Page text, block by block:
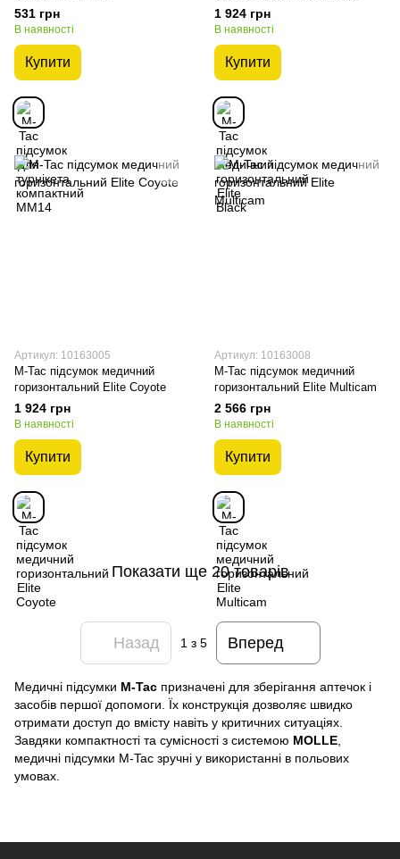
531 грн
В наявності
Купити
1 924 грн
В наявності
Купити
Артикул: 10163005
M-Tac підсумок медичний
горизонтальний Elite Coyote
1 924 грн
В наявності
Купити
Артикул: 10163008
M-Tac підсумок медичний
горизонтальний Elite Multicam
2 566 грн
В наявності
Купити
Показати ще 20 товарів
Назад 1 з 5 Вперед
Медичні підсумки M-Tac призначені для зберігання аптечок і
засобів першої допомоги. Їх конструкція дозволяє швидко
отримати доступ до вмісту навіть у критичних ситуаціях.
Завдяки компактності та сумісності з системою MOLLE
медичні підсумки M-Tac зручні у використанні в польових
умовах.